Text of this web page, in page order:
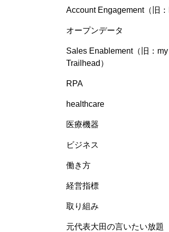
Account Engagement（旧：
オープンデータ
Sales Enablement（旧：my
Trailhead）
RPA
healthcare
医療機器
ビジネス
働き方
経営指標
取り組み
元代表大田の言いたい放題